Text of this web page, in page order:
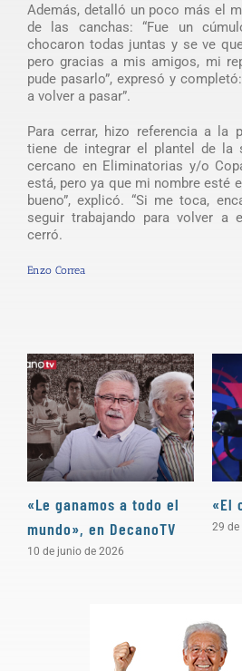
Además, detalló un poco más el
de las canchas: “Fue un
chocaron todas juntas y se ve
pero gracias a mis amigos, mi
pude pasarlo”, expresó y
a volver a pasar”.
Para cerrar, hizo referencia a la
tiene de integrar el plantel de la
cercano en Eliminatorias y/o
está, pero ya que mi nombre esté
bueno”, explicó. “Si me toca,
seguir trabajando para volver a
cerró.
Enzo Correa
«Le ganamos a todo el
mundo», en DecanoTV
10 de junio de 2026
«El
29 de